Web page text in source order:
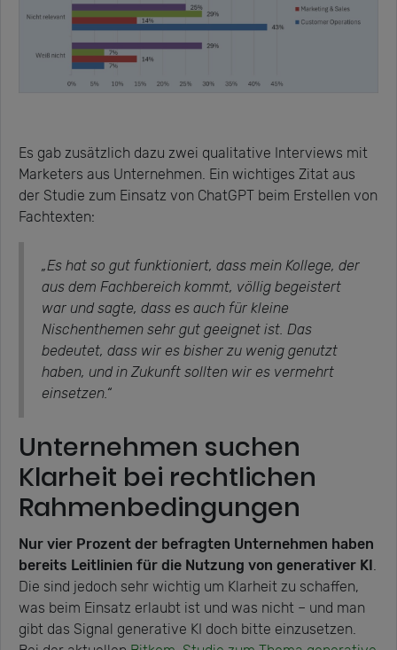
Es gab zusätzlich dazu zwei qualitative Interviews mit
Marketers aus Unternehmen. Ein wichtiges Zitat aus
der Studie zum Einsatz von ChatGPT beim Erstellen von
Fachtexten:
„Es hat so gut funktioniert, dass mein Kollege, der
aus dem Fachbereich kommt, völlig begeistert
war und sagte, dass es auch für kleine
Nischenthemen sehr gut geeignet ist. Das
bedeutet, dass wir es bisher zu wenig genutzt
haben, und in Zukunft sollten wir es vermehrt
einsetzen.“
Unternehmen suchen
Klarheit bei rechtlichen
Rahmenbedingungen
Nur vier Prozent der befragten Unternehmen haben
bereits Leitlinien für die Nutzung von generativer KI.
Die sind jedoch sehr wichtig um Klarheit zu schaffen,
was beim Einsatz erlaubt ist und was nicht – und man
gibt das Signal generative KI doch bitte einzusetzen.